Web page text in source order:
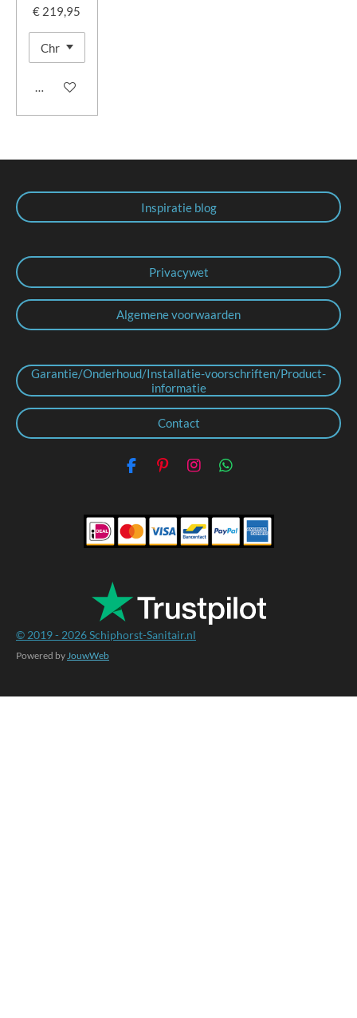
€ 219,95
In winkelwagen
Inspiratie blog
Privacywet
Algemene voorwaarden
Garantie/Onderhoud/Installatie-voorschriften/Product-
informatie
Contact
F
e
b
o
P
t
e
r
I
t
a
g
W
t
s
A
© 2019 - 2026Schiphorst-Sanitair.nl
Powered by JouwWeb